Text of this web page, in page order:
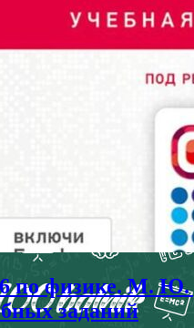
по физике. М. Ю.
заданий